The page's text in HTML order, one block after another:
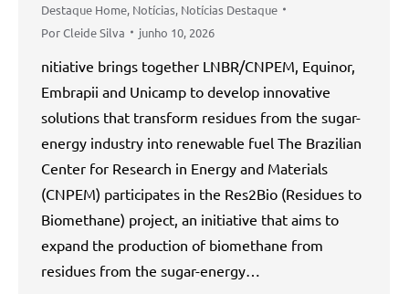
Destaque Home, Notícias, Notícias Destaque
PorCleide Silva junho 10, 2026
nitiative brings together LNBR/CNPEM, Equinor,
Embrapii and Unicamp to develop innovative
solutions that transform residues from the sugar-
energy industry into renewable fuel The Brazilian
Center for Research in Energy and Materials
(CNPEM) participates in the Res2Bio (Residues to
Biomethane) project, an initiative that aims to
expand the production of biomethane from
residues from the sugar-energy…